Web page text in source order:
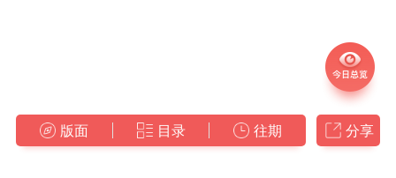
版面 目录 往期 分享